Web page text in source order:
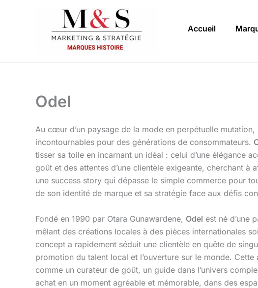
Accueil
Odel
Au cœur d’un paysage de la mode en perpétuelle
incontournables pour des générations de consommateurs.
tisser sa toile en incarnant un idéal : celui d’une élégance
goût et des attentes d’une clientèle exigeante, cherchant
une success story qui dépasse le simple commerce pour
de son identité de marque et sa stratégie face aux défis
Fondé en 1990 par Otara Gunawardene, Odel est né d’une
mêlant des créations locales à des pièces internationales
concept a rapidement séduit une clientèle en quête de
promotion du talent local et l’ouverture sur le monde.
comme un curateur de goût, un guide dans l’univers
achat en un moment agréable et mémorable, dans des